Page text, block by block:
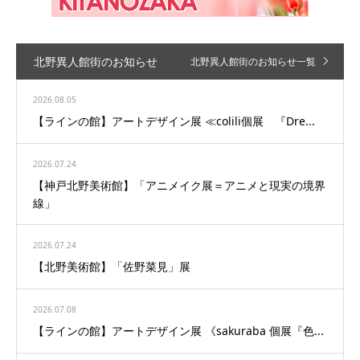
北野異人館街のお知らせ 北野異人館街のお知らせ一覧
2026.08.05
【ラインの館】アートデザイン展 ≪colili個展 『Dre...
2026.07.24
【神戸北野美術館】「アニメイク展＝アニメと現実の境界
線」
2026.07.24
【北野美術館】「佐野菜見」展
2026.07.08
【ラインの館】アートデザイン展 《sakuraba 個展『色...